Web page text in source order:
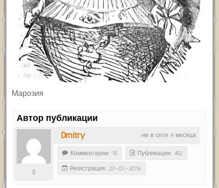
Марозия
Автор публикации
не в сети 4 месяца
Dmitry
0
Комментарии: 15 Публикации: 432
Регистрация: 23-01-2016